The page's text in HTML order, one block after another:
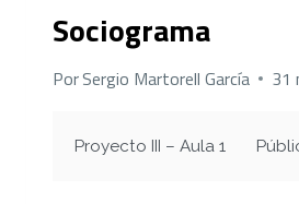
Sociograma
PorSergio Martorell García 31
Proyecto III – Aula 1